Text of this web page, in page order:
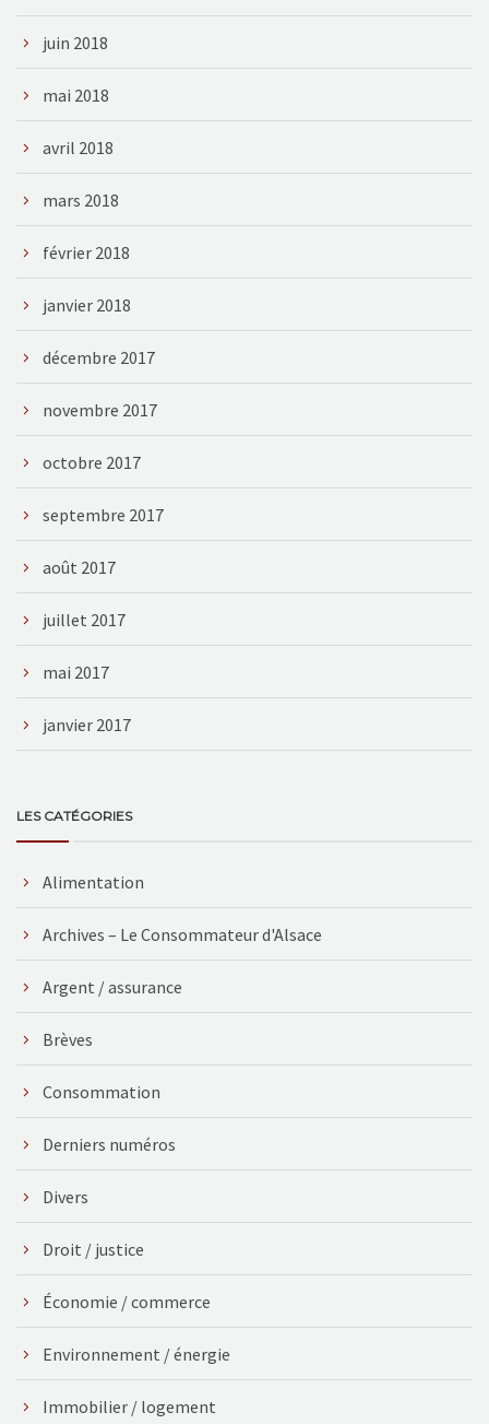
juin 2018
mai 2018
avril 2018
mars 2018
février 2018
janvier 2018
décembre 2017
novembre 2017
octobre 2017
septembre 2017
août 2017
juillet 2017
mai 2017
janvier 2017
LES CATÉGORIES
Alimentation
Archives – Le Consommateur d'Alsace
Argent / assurance
Brèves
Consommation
Derniers numéros
Divers
Droit / justice
Économie / commerce
Environnement / énergie
Immobilier / logement